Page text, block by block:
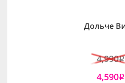
Дольче
4,990i
4,590i